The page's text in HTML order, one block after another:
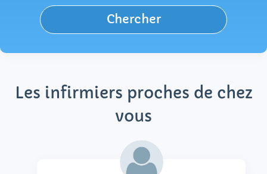
Chercher
Les infirmiers proches de chez
vous